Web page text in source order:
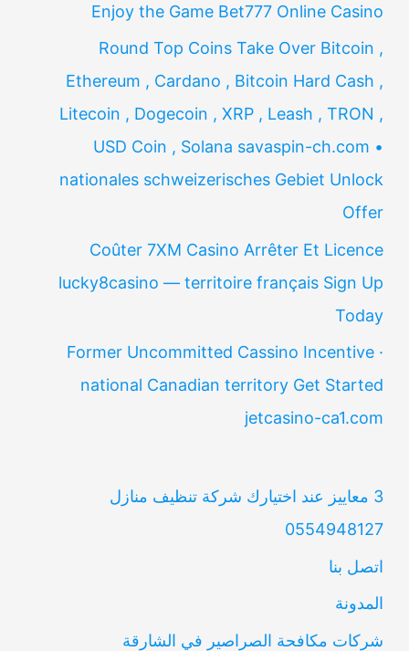
Enjoy the Game Bet777 Online Casino
Round Top Coins Take Over Bitcoin ,
Ethereum , Cardano , Bitcoin Hard Cash ,
Litecoin , Dogecoin , XRP , Leash , TRON ,
USD Coin , Solana savaspin-ch.com •
nationales schweizerisches Gebiet Unlock
Offer
Coûter 7XM Casino Arrêter Et Licence
lucky8casino — territoire français Sign Up
Today
Former Uncommitted Cassino Incentive ·
national Canadian territory Get Started
jetcasino-ca1.com
3 معاييز عند اختيارك شركة تنظيف منازل
0554948127
اتصل بنا
المدونة
شركات مكافحة الصراصير في الشارقة